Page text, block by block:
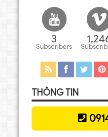
3
Subscribers
THÔNG TIN